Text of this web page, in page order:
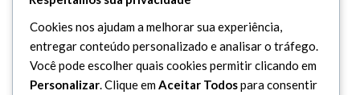
Curiosidades
Dicionário Islâmico
Downloads
Cookies nos ajudam a melhorar sua experiência,
entregar conteúdo personalizado e analisar o tráfego.
Você pode escolher quais cookies permitir clicando em
Personalizar. Clique emAceitar Todospara consentir